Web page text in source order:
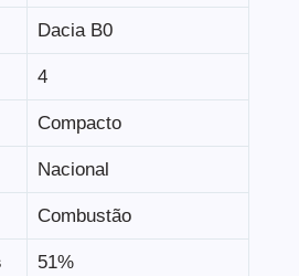
Dacia B0
4
Compacto
Nacional
Combustão
51%